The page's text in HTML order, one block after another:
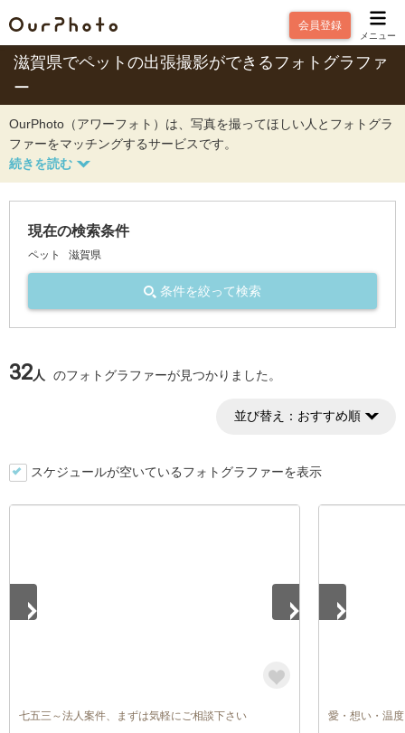
会員登録
メニュー
滋賀県でペットの出張撮影ができるフォトグラファ
ー
OurPhoto（アワーフォト）は、写真を撮ってほしい人とフォトグラ
ファーをマッチングするサービスです。
現在の検索条件
ペット 滋賀県
条件を絞って検索
32人 のフォトグラファーが見つかりました。
並び替え： おすすめ順
スケジュールが空いているフォトグラファーを表示
七五三～法人案件、まずは気軽にご相談下さい 愛・想い・温